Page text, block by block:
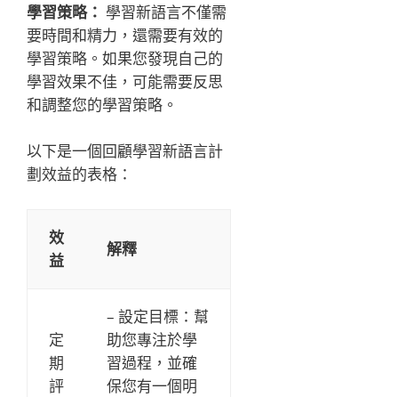
學習策略： 學習新語言不僅需
要時間和精力，還需要有效的
學習策略。如果您發現自己的
學習效果不佳，可能需要反思
和調整您的學習策略。
以下是一個回顧學習新語言計
劃效益的表格：
效
益
解釋
定
期
評
– 設定目標：幫
助您專注於學
習過程，並確
保您有一個明